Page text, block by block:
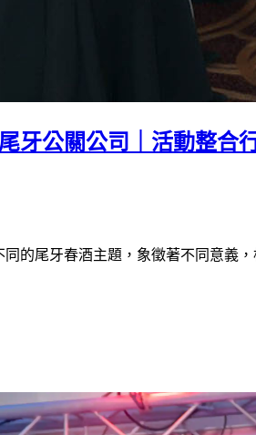
牙公關公司｜活動整合
的尾牙春酒主題，象徵著不同意義